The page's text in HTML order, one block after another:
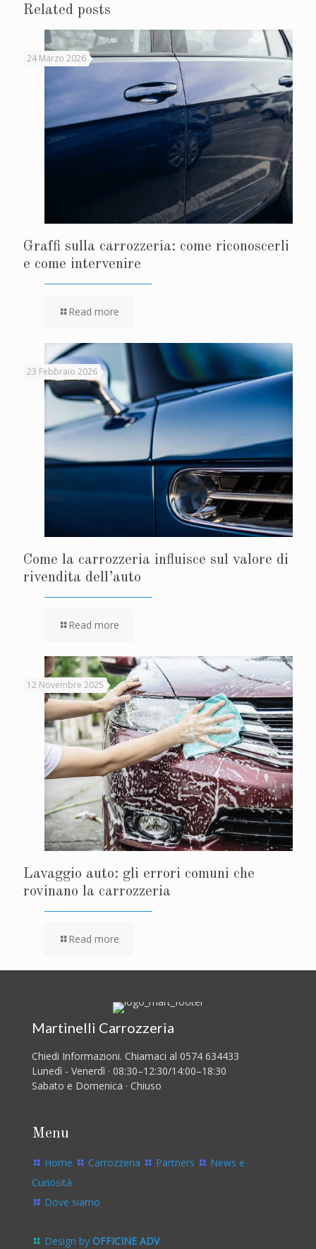
Related posts
24 Marzo 2026
Graffi sulla carrozzeria: come riconoscerli
e come intervenire
Read more
23 Febbraio 2026
Come la carrozzeria influisce sul valore di
rivendita dell’auto
Read more
12 Novembre 2025
Lavaggio auto: gli errori comuni che
rovinano la carrozzeria
Read more
Martinelli Carrozzeria
Chiedi Informazioni. Chiamaci al 0574 634433
Lunedì - Venerdì · 08:30–12:30/14:00–18:30
Sabato e Domenica · Chiuso
Menu
Home Carrozzeria Partners
News e
Curiosità
Dove siamo
Design by OFFICINE ADV